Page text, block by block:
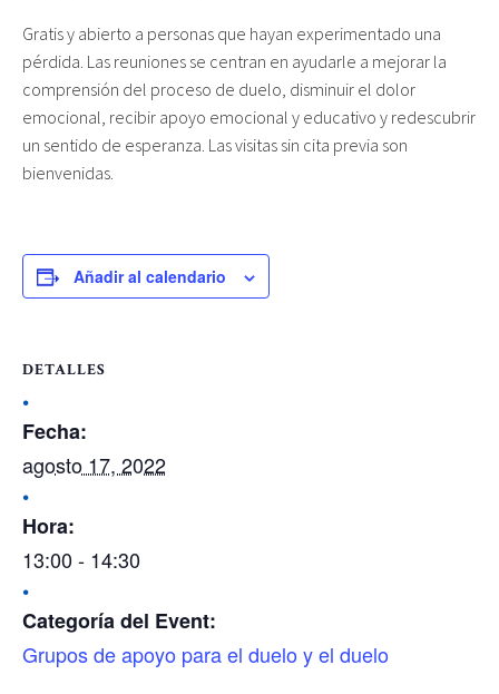
Gratis y abierto a personas que hayan experimentado una
pérdida. Las reuniones se centran en ayudarle a mejorar la
comprensión del proceso de duelo, disminuir el dolor
emocional, recibir apoyo emocional y educativo y redescubrir
un sentido de esperanza. Las visitas sin cita previa son
bienvenidas.
Añadir al calendario
DETALLES
Fecha:
agosto 17, 2022
Hora:
13:00 - 14:30
Categoría del Event:
Grupos de apoyo para el duelo y el duelo